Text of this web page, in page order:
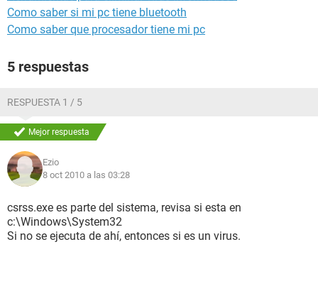
Como saber si mi pc tiene bluetooth
Como saber que procesador tiene mi pc
5 respuestas
RESPUESTA 1 / 5
Mejor respuesta
Ezio
8 oct 2010 a las 03:28
csrss.exe es parte del sistema, revisa si esta en
c:\Windows\System32
Si no se ejecuta de ahí, entonces si es un virus.